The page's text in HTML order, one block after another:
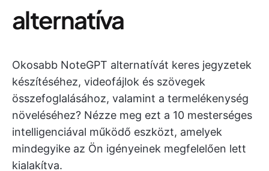
alternatíva
Okosabb NoteGPT alternatívát keres jegyzetek
készítéséhez, videofájlok és szövegek
összefoglalásához, valamint a termelékenység
növeléséhez? Nézze meg ezt a 10 mesterséges
intelligenciával működő eszközt, amelyek
mindegyike az Ön igényeinek megfelelően lett
kialakítva.